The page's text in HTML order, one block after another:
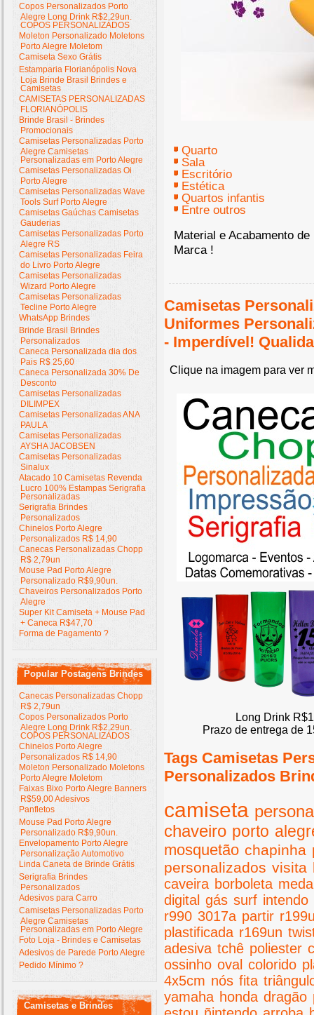
Copos Personalizados Porto
Alegre Long Drink R$2,29un.
COPOS PERSONALIZADOS
Moleton Personalizado Moletons
Porto Alegre Moletom
Camiseta Sexo Grátis
Estamparia Florianópolis Nova
Loja Brinde Brasil Brindes e
Camisetas
CAMISETAS PERSONALIZADAS
FLORIANÓPOLIS
Brinde Brasil - Brindes
Promocionais
Camisetas Personalizadas Porto
Alegre Camisetas
Personalizadas em Porto Alegre
Camisetas Personalizadas Oi
Porto Alegre
Camisetas Personalizadas Wave
Tools Surf Porto Alegre
Camisetas Gaúchas Camisetas
Gauderias
Camisetas Personalizadas Porto
Alegre RS
Camisetas Personalizadas Feira
do Livro Porto Alegre
Camisetas Personalizadas
Wizard Porto Alegre
Camisetas Personalizadas
Tecline Porto Alegre
WhatsApp Brindes
Brinde Brasil Brindes
Personalizados
Caneca Personalizada dia dos
Pais R$ 25,60
Caneca Personalizada 30% De
Desconto
Camisetas Personalizadas
DILIMPEX
Camisetas Personalizadas ANA
PAULA
Camisetas Personalizadas
AYSHA JACOBSEN
Camisetas Personalizadas
Sinalux
Atacado 10 Camisetas Revenda
Lucro 100% Estampas Serigrafia
Personalizadas
Serigrafia Brindes
Personalizados
Chinelos Porto Alegre
Personalizados R$ 14,90
Canecas Personalizadas Chopp
R$ 2,79un
Mouse Pad Porto Alegre
Personalizado R$9,90un.
Chaveiros Personalizados Porto
Alegre
Super Kit Camiseta + Mouse Pad
+ Caneca R$47,70
Forma de Pagamento ?
Popular Postagens Brindes
Canecas Personalizadas Chopp
R$ 2,79un
Copos Personalizados Porto
Alegre Long Drink R$2,29un.
COPOS PERSONALIZADOS
Chinelos Porto Alegre
Personalizados R$ 14,90
Moleton Personalizado Moletons
Porto Alegre Moletom
Faixas Bixo Porto Alegre Banners
R$59,00 Adesivos
Panfletos
Mouse Pad Porto Alegre
Personalizado R$9,90un.
Envelopamento Porto Alegre
Personalização Automotivo
Linda Caneta de Brinde Grátis
Serigrafia Brindes
Personalizados
Adesivos para Carro
Camisetas Personalizadas Porto
Alegre Camisetas
Personalizadas em Porto Alegre
Foto Loja - Brindes e Camisetas
Adesivos de Parede Porto Alegre
Pedido Mínimo ?
Camisetas e Brindes
- Quarto
- Sala
- Escritório
- Estética
- Quartos infantis
- Entre outros
Material e Acabamento
Marca !
Camisetas
Uniformes
- Imperdível!
Clique na imagem para ver
Long Drink
Prazo de entrega de
Tags Camisetas
Personalizados
camiseta
chaveiro porto
mosquetão chapinha
personalizados visita
caveira borboleta
digital gás surf intendo
r990 3017a partir
plastificada r169un
adesiva tchê poliester
ossinho oval colorido
4x5cm nós fita
yamaha honda dragão